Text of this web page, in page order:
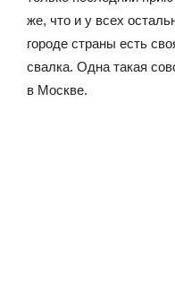
же, что и у всех
городе страны есть
свалка. Одна такая
в Москве.